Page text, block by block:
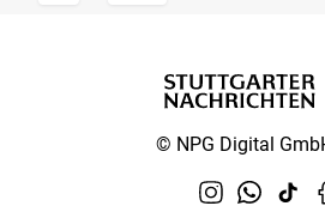
© NPG Digital